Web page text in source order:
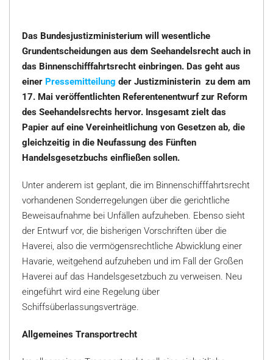
Das Bundesjustizministerium will wesentliche
Grundentscheidungen aus dem Seehandelsrecht auch in
das Binnenschifffahrtsrecht einbringen. Das geht aus
einer Pressemitteilung der Justizministerin zu dem am
17. Mai veröffentlichten Referentenentwurf zur Reform
des Seehandelsrechts hervor. Insgesamt zielt das
Papier auf eine Vereinheitlichung von Gesetzen ab, die
gleichzeitig in die Neufassung des Fünften
Handelsgesetzbuchs einfließen sollen.
Unter anderem ist geplant, die im Binnenschifffahrtsrecht
vorhandenen Sonderregelungen über die gerichtliche
Beweisaufnahme bei Unfällen aufzuheben. Ebenso sieht
der Entwurf vor, die bisherigen Vorschriften über die
Haverei, also die vermögensrechtliche Abwicklung einer
Havarie, weitgehend aufzuheben und im Fall der Großen
Haverei auf das Handelsgesetzbuch zu verweisen. Neu
eingeführt wird eine Regelung über
Schiffsüberlassungsverträge.
Allgemeines Transportrecht